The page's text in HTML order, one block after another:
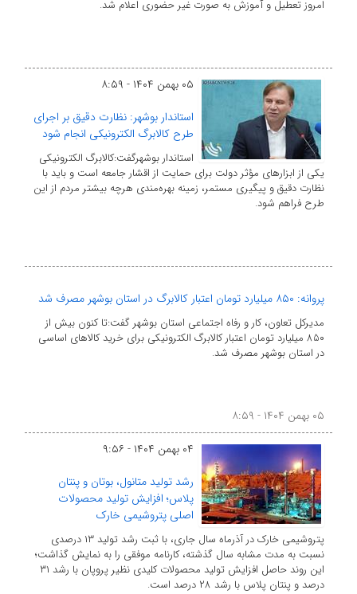
امروز تعطیل و آموزش به صورت غیر حضوری اعلام شد.
۰۵ بهمن ۱۴۰۴ - ۸:۵۹
استاندار بوشهر: نظارت دقیق بر اجرای
طرح کالابرگ الکترونیکی انجام شود
استاندار بوشهرگفت:کالابرگ الکترونیکی
یکی از ابزارهای مؤثر دولت برای حمایت از اقشار جامعه است و باید با
نظارت دقیق و پیگیری مستمر، زمینه بهره‌مندی هرچه بیشتر مردم از این
طرح فراهم شود.
پروانه: ۸۵۰ میلیارد تومان اعتبار کالابرگ در استان بوشهر مصرف شد
مدیرکل تعاون، کار و رفاه اجتماعی استان بوشهر گفت:تا کنون بیش از
۸۵۰ میلیارد تومان اعتبار کالابرگ الکترونیکی برای خرید کالاهای اساسی
در استان بوشهر مصرف شد.
۰۵ بهمن ۱۴۰۴ - ۸:۵۹
۰۴ بهمن ۱۴۰۴ - ۹:۵۶
رشد تولید متانول، بوتان و پنتان
پلاس؛ افزایش تولید محصولات
اصلی پتروشیمی خارک
پتروشیمی خارک در آذرماه سال جاری، با ثبت رشد تولید ۱۳ درصدی
نسبت به مدت مشابه سال گذشته، کارنامه موفقی را به نمایش گذاشت؛
این روند حاصل افزایش تولید محصولات کلیدی نظیر پروپان با رشد ۳۱
درصد و پنتان پلاس با رشد ۲۸ درصد است.